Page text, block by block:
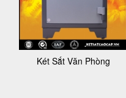
Két Sắt Văn Phòng